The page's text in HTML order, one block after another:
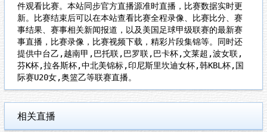
件观看比赛。本站同步官方直播源准时直播，比赛数据实时更
新。比赛结束后可以在本站查看比赛全程录像、比赛比分、赛
事结果、赛事相关新闻报道，以及美国足球甲级联赛的最新赛
事直播，比赛录像，比赛视频下载，精彩片段集锦等。同时还
提供中台乙,越南甲,巴托联,巴罗联,巴卡杯,文莱超,波女联,
芬K杯,拉各斯杯,中北美锦标,印尼斯里坎迪女杯,韩KBL杯,国
际赛U20女,奥篮乙等联赛直播。
相关直播